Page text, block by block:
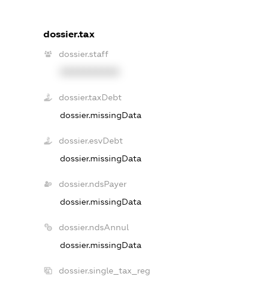
dossier.tax
dossier.staff
dossier.taxDebt
dossier.missingData
dossier.esvDebt
dossier.missingData
dossier.ndsPayer
dossier.missingData
dossier.ndsAnnul
dossier.missingData
dossier.single_tax_reg